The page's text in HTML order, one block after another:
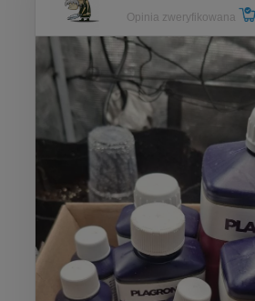
Opinia zweryfikowana